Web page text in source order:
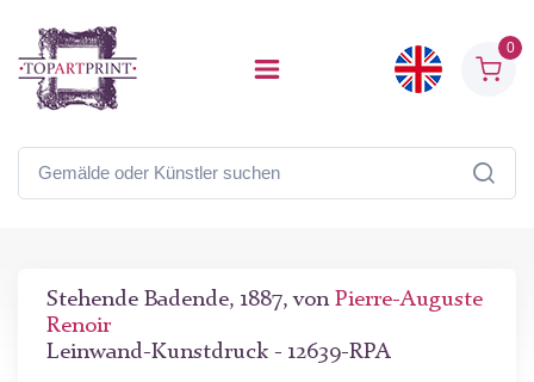
0
Stehende Badende, 1887, von Pierre-Auguste
Renoir
Leinwand-Kunstdruck - 12639-RPA